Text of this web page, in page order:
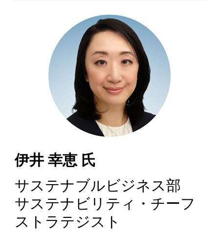
伊井 幸恵 氏
サステナブルビジネス部
サステナビリティ・チーフ
ストラテジスト